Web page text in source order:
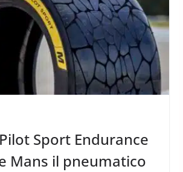
Sport Endurance
Mans il pneumatico